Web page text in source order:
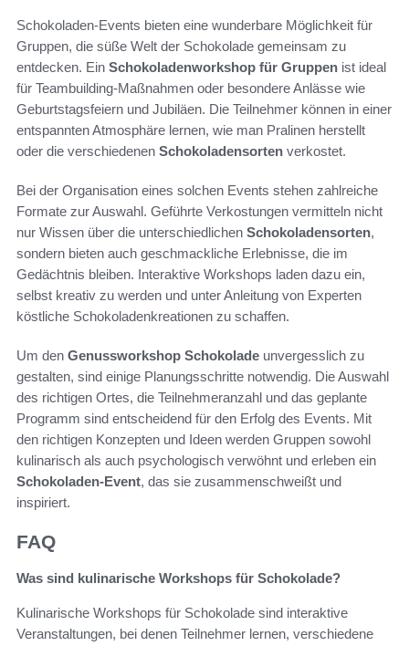
Schokoladen-Events bieten eine wunderbare Möglichkeit für
Gruppen, die süße Welt der Schokolade gemeinsam zu
entdecken. Ein Schokoladenworkshop für Gruppen ist ideal
für Teambuilding-Maßnahmen oder besondere Anlässe wie
Geburtstagsfeiern und Jubiläen. Die Teilnehmer können in einer
entspannten Atmosphäre lernen, wie man Pralinen herstellt
oder die verschiedenen Schokoladensorten verkostet.
Bei der Organisation eines solchen Events stehen zahlreiche
Formate zur Auswahl. Geführte Verkostungen vermitteln nicht
nur Wissen über die unterschiedlichen Schokoladensorten,
sondern bieten auch geschmackliche Erlebnisse, die im
Gedächtnis bleiben. Interaktive Workshops laden dazu ein,
selbst kreativ zu werden und unter Anleitung von Experten
köstliche Schokoladenkreationen zu schaffen.
Um den Genussworkshop Schokolade unvergesslich zu
gestalten, sind einige Planungsschritte notwendig. Die Auswahl
des richtigen Ortes, die Teilnehmeranzahl und das geplante
Programm sind entscheidend für den Erfolg des Events. Mit
den richtigen Konzepten und Ideen werden Gruppen sowohl
kulinarisch als auch psychologisch verwöhnt und erleben ein
Schokoladen-Event, das sie zusammenschweißt und
inspiriert.
FAQ
Was sind kulinarische Workshops für Schokolade?
Kulinarische Workshops für Schokolade sind interaktive
Veranstaltungen, bei denen Teilnehmer lernen, verschiedene